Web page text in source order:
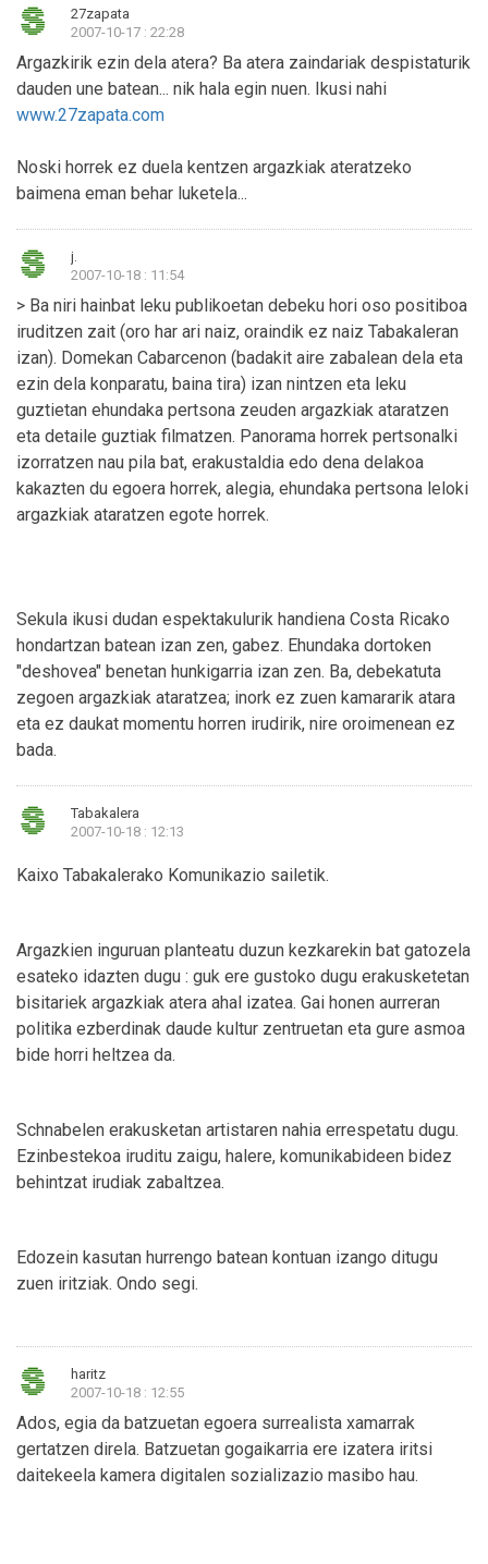
27zapata
2007-10-17 : 22:28
Argazkirik ezin dela atera? Ba atera zaindariak despistaturik
dauden une batean... nik hala egin nuen. Ikusi nahi
www.27zapata.com
Noski horrek ez duela kentzen argazkiak ateratzeko
baimena eman behar luketela...
j.
2007-10-18 : 11:54
> Ba niri hainbat leku publikoetan debeku hori oso positiboa
iruditzen zait (oro har ari naiz, oraindik ez naiz Tabakaleran
izan). Domekan Cabarcenon (badakit aire zabalean dela eta
ezin dela konparatu, baina tira) izan nintzen eta leku
guztietan ehundaka pertsona zeuden argazkiak ataratzen
eta detaile guztiak filmatzen. Panorama horrek pertsonalki
izorratzen nau pila bat, erakustaldia edo dena delakoa
kakazten du egoera horrek, alegia, ehundaka pertsona leloki
argazkiak ataratzen egote horrek.
Sekula ikusi dudan espektakulurik handiena Costa Ricako
hondartzan batean izan zen, gabez. Ehundaka dortoken
"deshovea" benetan hunkigarria izan zen. Ba, debekatuta
zegoen argazkiak ataratzea; inork ez zuen kamararik atara
eta ez daukat momentu horren irudirik, nire oroimenean ez
bada.
Tabakalera
2007-10-18 : 12:13
Kaixo Tabakalerako Komunikazio sailetik.
Argazkien inguruan planteatu duzun kezkarekin bat gatozela
esateko idazten dugu : guk ere gustoko dugu erakusketetan
bisitariek argazkiak atera ahal izatea. Gai honen aurreran
politika ezberdinak daude kultur zentruetan eta gure asmoa
bide horri heltzea da.
Schnabelen erakusketan artistaren nahia errespetatu dugu.
Ezinbestekoa iruditu zaigu, halere, komunikabideen bidez
behintzat irudiak zabaltzea.
Edozein kasutan hurrengo batean kontuan izango ditugu
zuen iritziak. Ondo segi.
haritz
2007-10-18 : 12:55
Ados, egia da batzuetan egoera surrealista xamarrak
gertatzen direla. Batzuetan gogaikarria ere izatera iritsi
daitekeela kamera digitalen sozializazio masibo hau.